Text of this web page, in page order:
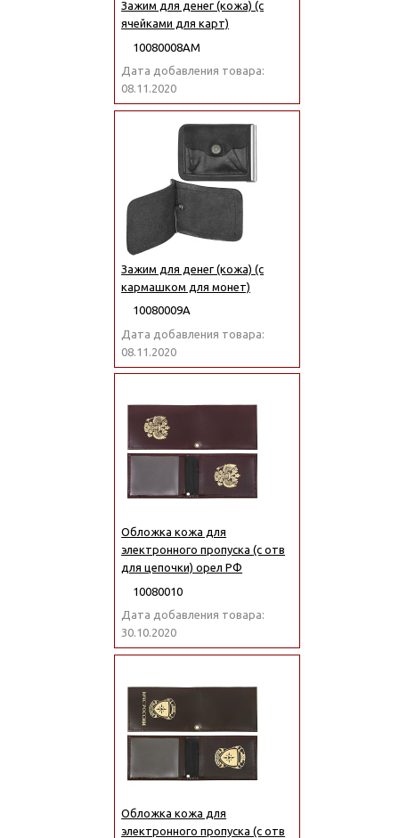
Зажим для денег (кожа) (с
ячейками для карт)
10080008АМ
Дата добавления товара:
08.11.2020
Зажим для денег (кожа) (с
кармашком для монет)
10080009А
Дата добавления товара:
08.11.2020
Обложка кожа для
электронного пропуска (с отв
для цепочки) орел РФ
10080010
Дата добавления товара:
30.10.2020
Обложка кожа для
электронного пропуска (с отв